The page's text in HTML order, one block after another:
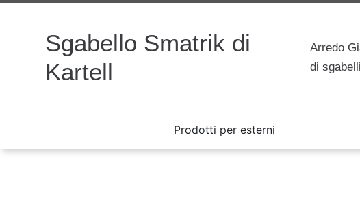
Sgabello Smatrik di
Kartell
Arredo
di
Prodotti per esterni